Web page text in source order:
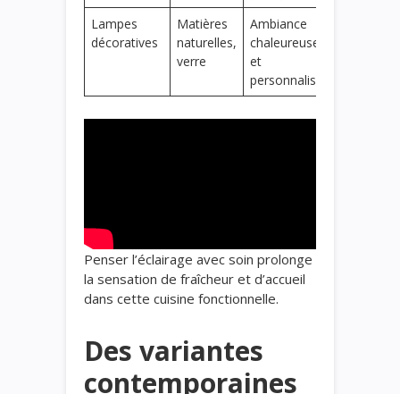
Lampes
décoratives
Matières
naturelles,
verre
Ambiance
chaleureuse
et
personnalisée
Penser l’éclairage avec soin prolonge
la sensation de fraîcheur et d’accueil
dans cette cuisine fonctionnelle.
Des variantes
contemporaines